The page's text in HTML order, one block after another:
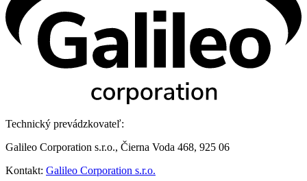
Technický prevádzkovateľ:
Galileo Corporation s.r.o., Čierna Voda 468, 925 06
Kontakt: Galileo Corporation s.r.o.